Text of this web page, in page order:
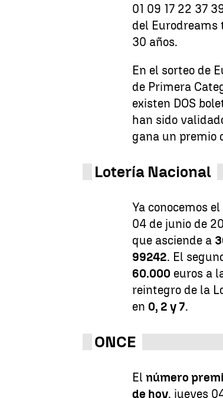
01 09 17 22 37
del Eurodreams
30 años.
En el sorteo de
de Primera
existen DOS
han sido
gana un premio
Lotería Nacional
Ya conocemos
04 de junio de
que asciende a
99242. El
60.000 euros a
reintegro de la
en 0, 2 y 7.
ONCE
Elnúmero
de hoy, jueves